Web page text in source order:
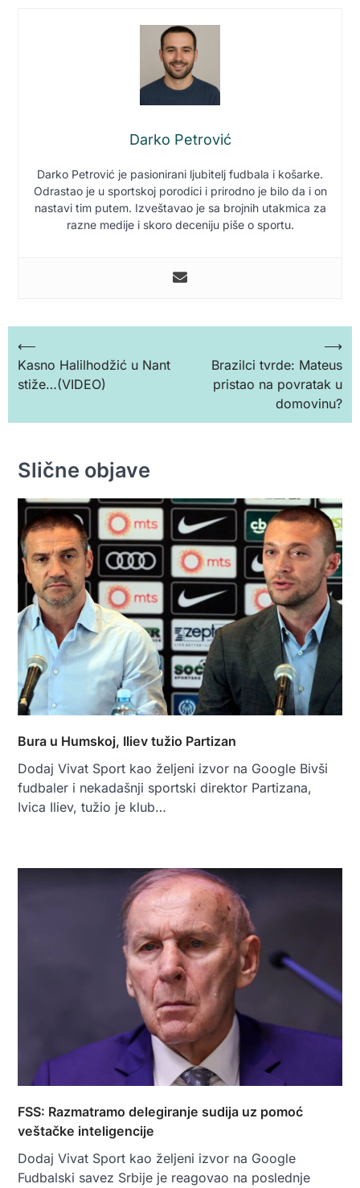
Darko Petrović
Darko Petrović je pasionirani ljubitelj fudbala i košarke.
Odrastao je u sportskoj porodici i prirodno je bilo da i on
nastavi tim putem. Izveštavao je sa brojnih utakmica za
razne medije i skoro deceniju piše o sportu.
Кретање
чланка
⟵
Kasno Halilhodžić u Nant
stiže…(VIDEO)
Brazilci tvrde: Mateus
pristao na povratak u
domovinu?
⟶
Slične objave
Bura u Humskoj, Iliev tužio Partizan
Dodaj Vivat Sport kao željeni izvor na Google Bivši
fudbaler i nekadašnji sportski direktor Partizana,
Ivica Iliev, tužio je klub…
FSS: Razmatramo delegiranje sudija uz pomoć
veštačke inteligencije
Dodaj Vivat Sport kao željeni izvor na Google
Fudbalski savez Srbije je reagovao na poslednje